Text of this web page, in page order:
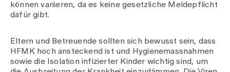
können variieren, da es keine gesetzliche Meldepflicht
dafür gibt.
Eltern und Betreuende sollten sich bewusst sein, dass
HFMK hoch ansteckend ist und Hygienemassnahmen
sowie die Isolation infizierter Kinder wichtig sind, um